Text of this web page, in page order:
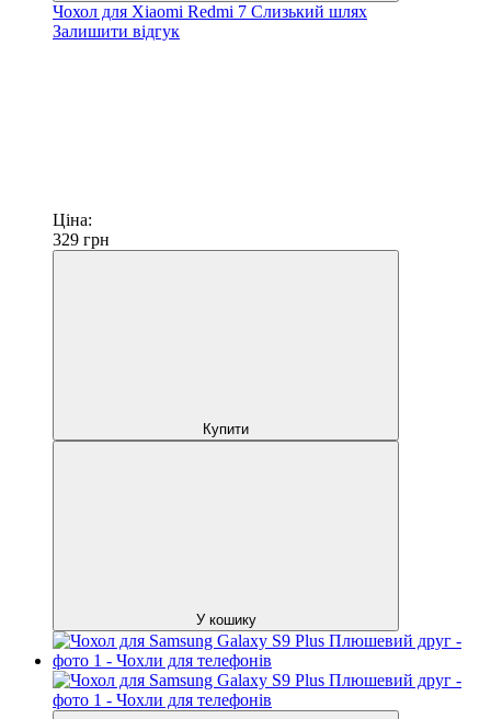
Чохол для Xiaomi Redmi 7 Слизький шлях
Залишити відгук
Ціна:
329 грн
Купити
У кошику